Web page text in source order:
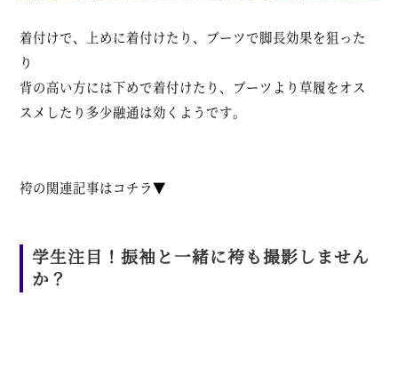
着付けで、上めに着付けたり、ブーツで脚長効果を狙った
り
背の高い方には下めで着付けたり、ブーツより草履をオス
スメしたり多少融通は効くようです。
袴の関連記事はコチラ▼
学生注目！振袖と一緒に袴も撮影しません
か？